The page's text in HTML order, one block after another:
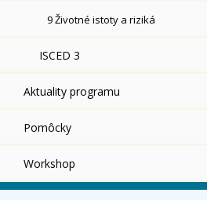
9 Životné istoty a riziká
ISCED 3
Aktuality programu
Pomôcky
Workshop